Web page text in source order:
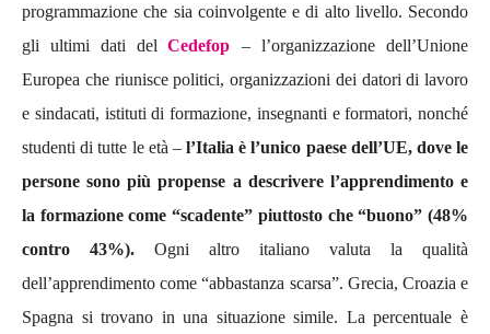
programmazione che sia coinvolgente e di alto livello. Secondo
gli ultimi dati delCedefop
– l’organizzazione dell’Unione
Europea che riunisce politici, organizzazioni dei datori di lavoro
e sindacati, istituti di formazione, insegnanti e formatori, nonché
studenti di tutte le età – l’Italia è l’unico paese dell’UE, dove le
persone sono più propense a descrivere l’apprendimento e
la formazione come “scadente” piuttosto che “buono” (48%
contro 43%). Ogni altro italiano valuta la qualità
dell’apprendimento come “abbastanza scarsa”. Grecia, Croazia e
Spagna si trovano in una situazione simile. La percentuale è